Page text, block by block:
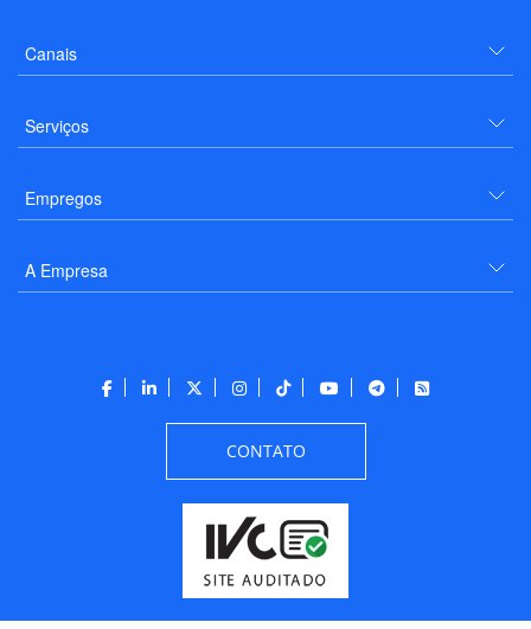
Canais
Serviços
Empregos
A Empresa
CONTATO